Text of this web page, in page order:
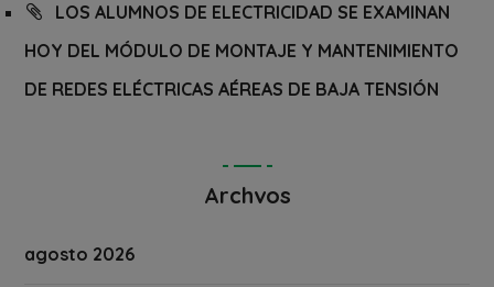
LOS ALUMNOS DE ELECTRICIDAD SE EXAMINAN
HOY DEL MÓDULO DE MONTAJE Y MANTENIMIENTO
DE REDES ELÉCTRICAS AÉREAS DE BAJA TENSIÓN
Archvos
agosto 2026